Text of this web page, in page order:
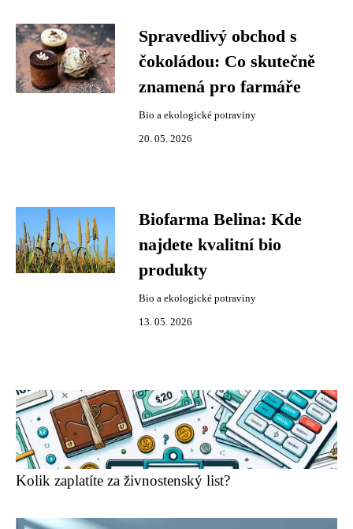
Spravedlivý obchod s
čokoládou: Co skutečně
znamená pro farmáře
Bio a ekologické potraviny
20. 05. 2026
Biofarma Belina: Kde
najdete kvalitní bio
produkty
Bio a ekologické potraviny
13. 05. 2026
Kolik zaplatíte za živnostenský list?